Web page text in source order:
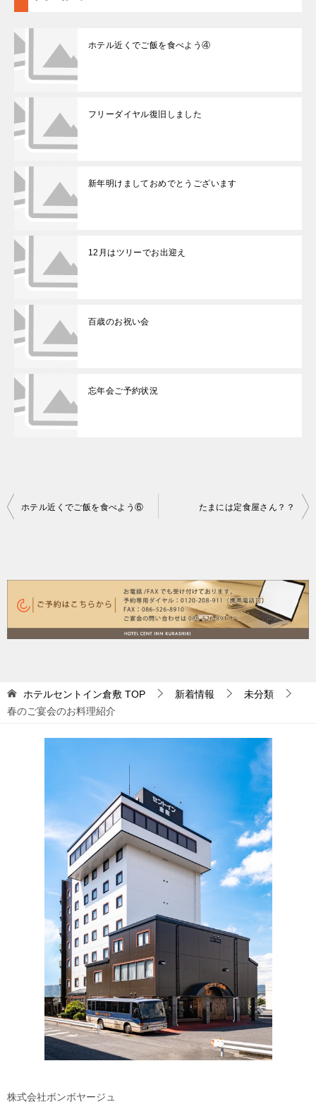
ホテル近くでご飯を食べよう④
フリーダイヤル復旧しました
新年明けましておめでとうございます
12月はツリーでお出迎え
百歳のお祝い会
忘年会ご予約状況
投
シ
ホテル近くでご飯を食べよう⑥ たまには定食屋さん？？
ホテルセントイン倉敷 TOP 新着情報
未分類
春のご宴会のお料理紹介
株式会社ボンボヤージュ